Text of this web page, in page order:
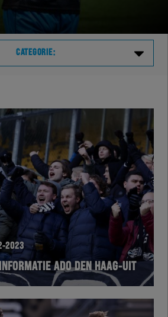
CATEGORIE:
2023
ADO DEN HAAG-UIT